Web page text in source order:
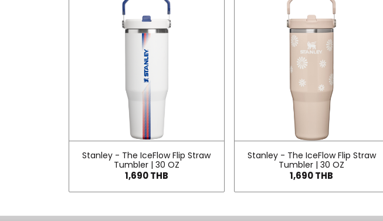
Stanley - The IceFlow Flip Straw
Tumbler | 30 OZ
1,690 THB
Stanley - The IceFlow Flip Straw
Tumbler | 30 OZ
1,690 THB